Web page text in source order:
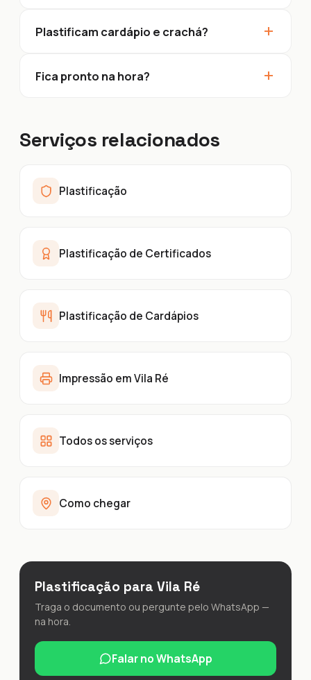
Plastificam cardápio e crachá? +
Fica pronto na hora? +
Serviços relacionados
Plastificação
Plastificação de Certificados
Plastificação de Cardápios
Impressão em Vila Ré
Todos os serviços
Como chegar
Plastificação para Vila Ré
Traga o documento ou pergunte pelo WhatsApp —
na hora.
Falar no WhatsApp